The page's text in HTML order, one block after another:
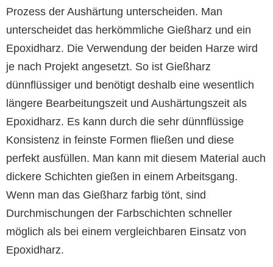
Prozess der Aushärtung unterscheiden. Man
unterscheidet das herkömmliche Gießharz und ein
Epoxidharz. Die Verwendung der beiden Harze wird
je nach Projekt angesetzt. So ist Gießharz
dünnflüssiger und benötigt deshalb eine wesentlich
längere Bearbeitungszeit und Aushärtungszeit als
Epoxidharz. Es kann durch die sehr dünnflüssige
Konsistenz in feinste Formen fließen und diese
perfekt ausfüllen. Man kann mit diesem Material auch
dickere Schichten gießen in einem Arbeitsgang.
Wenn man das Gießharz farbig tönt, sind
Durchmischungen der Farbschichten schneller
möglich als bei einem vergleichbaren Einsatz von
Epoxidharz.